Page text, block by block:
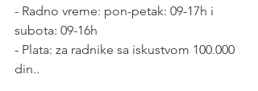
- Radno vreme: pon-petak: 09-17h i
subota: 09-16h
- Plata: za radnike sa iskustvom 100.000
din..